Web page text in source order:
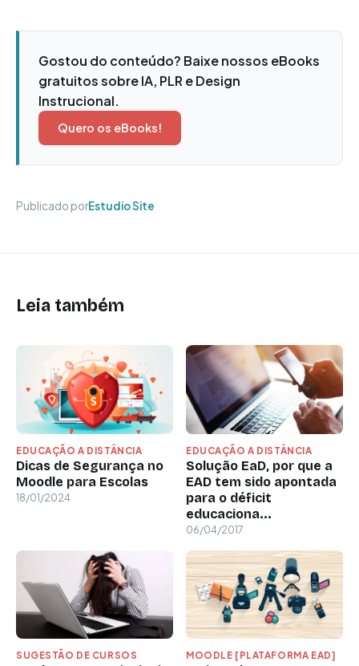
Gostou do conteúdo? Baixe nossos eBooks
gratuitos sobre IA, PLR e Design
Instrucional.
Quero os eBooks!
Publicado porEstudio Site
Leia também
EDUCAÇÃO A DISTÂNCIA
Dicas de Segurança no
Moodle para Escolas
18/01/2024
EDUCAÇÃO A DISTÂNCIA
Solução EaD, por que a
EAD tem sido apontada
para o déficit
educaciona...
06/04/2017
SUGESTÃO DE CURSOS MOODLE [PLATAFORMA EAD]